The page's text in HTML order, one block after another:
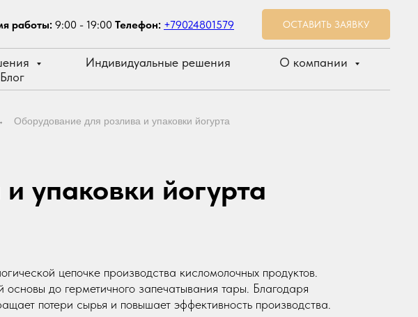
работы: 9:00 - 19:00 Телефон: +79024801579 ОСТАВИТЬ ЗАЯВКУ
Индивидуальные решения
О компании
Блог
Оборудование для розлива и упаковки йогурта
упаковки йогурта
цепочке производства кисломолочных продуктов.
до герметичного запечатывания тары. Благодаря
потери сырья и повышает эффективность производства.